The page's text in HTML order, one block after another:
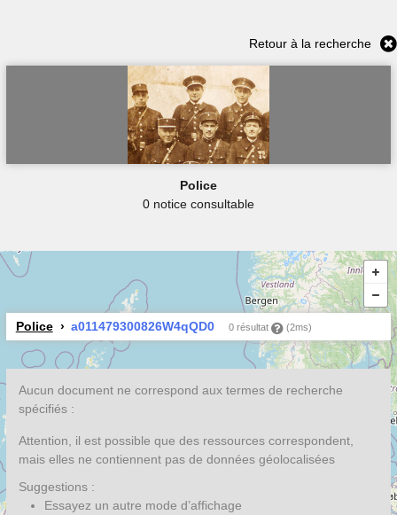
Retour à la recherche
Police
0 notice consultable
Police a011479300826W4qQD0 0 résultat (2ms)
Aucun document ne correspond aux termes de recherche
spécifiés :
Attention, il est possible que des ressources correspondent,
mais elles ne contiennent pas de données géolocalisées
Suggestions :
Essayez un autre mode d’affichage